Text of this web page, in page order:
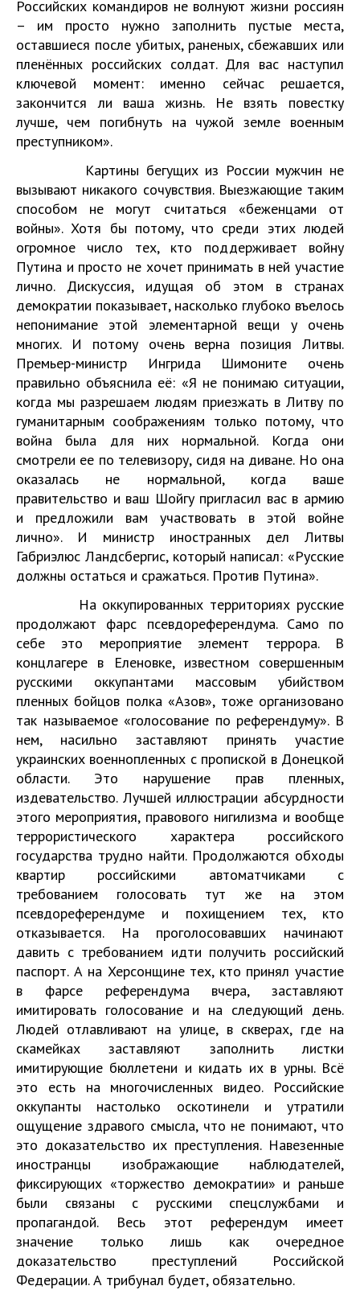
Российских командиров не волнуют жизни россиян
– им просто нужно заполнить пустые места,
оставшиеся после убитых, раненых, сбежавших или
пленённых российских солдат. Для вас наступил
ключевой момент: именно сейчас решается,
закончится ли ваша жизнь. Не взять повестку
лучше, чем погибнуть на чужой земле военным
преступником».
Картины бегущих из России мужчин не
вызывают никакого сочувствия. Выезжающие таким
способом не могут считаться «беженцами от
войны». Хотя бы потому, что среди этих людей
огромное число тех, кто поддерживает войну
Путина и просто не хочет принимать в ней участие
лично. Дискуссия, идущая об этом в странах
демократии показывает, насколько глубоко въелось
непонимание этой элементарной вещи у очень
многих. И потому очень верна позиция Литвы.
Премьер-министр Ингрида Шимоните очень
правильно объяснила её: «Я не понимаю ситуации,
когда мы разрешаем людям приезжать в Литву по
гуманитарным соображениям только потому, что
война была для них нормальной. Когда они
смотрели ее по телевизору, сидя на диване. Но она
оказалась не нормальной, когда ваше
правительство и ваш Шойгу пригласил вас в армию
и предложили вам участвовать в этой войне
лично». И министр иностранных дел Литвы
Габриэлюс Ландсбергис, который написал: «Русские
должны остаться и сражаться. Против Путина».
На оккупированных территориях русские
продолжают фарс псевдореферендума. Само по
себе это мероприятие элемент террора. В
концлагере в Еленовке, известном совершенным
русскими оккупантами массовым убийством
пленных бойцов полка «Азов», тоже организовано
так называемое «голосование по референдуму». В
нем, насильно заставляют принять участие
украинских военнопленных с пропиской в Донецкой
области. Это нарушение прав пленных,
издевательство. Лучшей иллюстрации абсурдности
этого мероприятия, правового нигилизма и вообще
террористического характера российского
государства трудно найти. Продолжаются обходы
квартир российскими автоматчиками с
требованием голосовать тут же на этом
псевдореферендуме и похищением тех, кто
отказывается. На проголосовавших начинают
давить с требованием идти получить российский
паспорт. А на Херсонщине тех, кто принял участие
в фарсе референдума вчера, заставляют
имитировать голосование и на следующий день.
Людей отлавливают на улице, в скверах, где на
скамейках заставляют заполнить листки
имитирующие бюллетени и кидать их в урны. Всё
это есть на многочисленных видео. Российские
оккупанты настолько оскотинели и утратили
ощущение здравого смысла, что не понимают, что
это доказательство их преступления. Навезенные
иностранцы изображающие наблюдателей,
фиксирующих «торжество демократии» и раньше
были связаны с русскими спецслужбами и
пропагандой. Весь этот референдум имеет
значение только лишь как очередное
доказательство преступлений Российской
Федерации. А трибунал будет, обязательно.